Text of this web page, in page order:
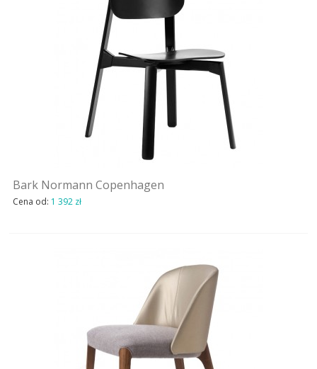
Bark Normann Copenhagen
Cena od: 1 392 zł